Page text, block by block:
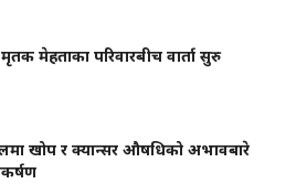
मेहताका परिवारबीच वार्ता सुरु
खोप र क्यान्सर औषधिको अभावबारे